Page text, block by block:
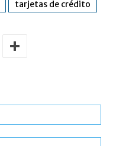
tarjetas de crédito